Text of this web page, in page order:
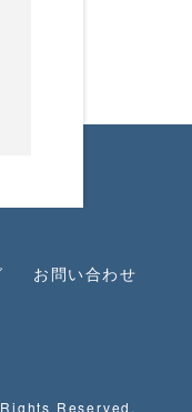
お問い合わせ
Reserved.